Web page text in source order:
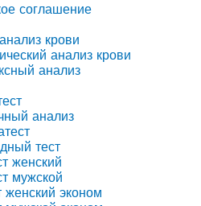
соглашение
крови
анализ крови
анализ
анализ
тест
женский
мужской
женский эконом